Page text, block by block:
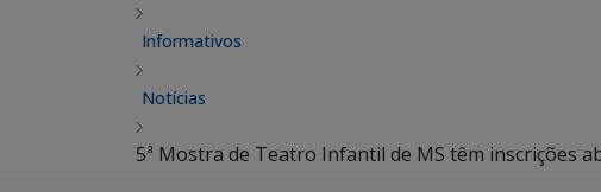
Informativos
Notícias
5ª Mostra de Teatro Infantil de MS têm inscrições